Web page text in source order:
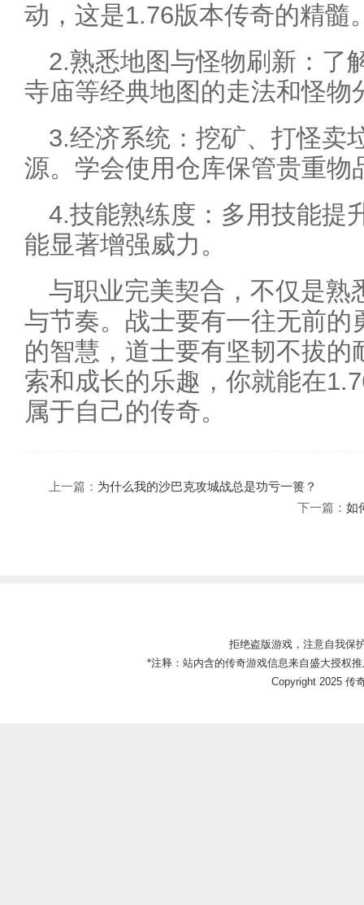
动，这是1.76版本传奇的精髓
2.熟悉地图与怪物刷新：了
寺庙等经典地图的走法和怪物
3.经济系统：挖矿、打怪卖
源。学会使用仓库保管贵重物
4.技能熟练度：多用技能提
能显著增强威力。
与职业完美契合，不仅是熟
与节奏。战士要有一往无前的
的智慧，道士要有坚韧不拔
索和成长的乐趣，你就能在
属于自己的传奇。
上一篇： 为什么我的沙巴克攻城战总是功亏一篑？
下一篇： 如
拒绝盗版游戏，注意自我保
*注释：站内含的传奇游戏信息来自盛大授权
Copyright 2025 传